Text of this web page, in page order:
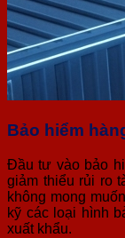
Bảo hiểm
Đầu tư vào bảo
giảm thiểu rủi ro
không mong
kỹ các loại hình
xuất khẩu.